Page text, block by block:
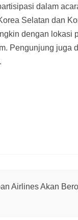
dalam
Selatan dan
dengan lokasi
Pengunjung juga
Airlines Akan